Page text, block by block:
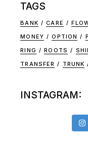
TAGS
BANK CARE
MONEY
OPTION
RING
ROOTS
TRANSFER
TRUNK
INSTAGRAM: